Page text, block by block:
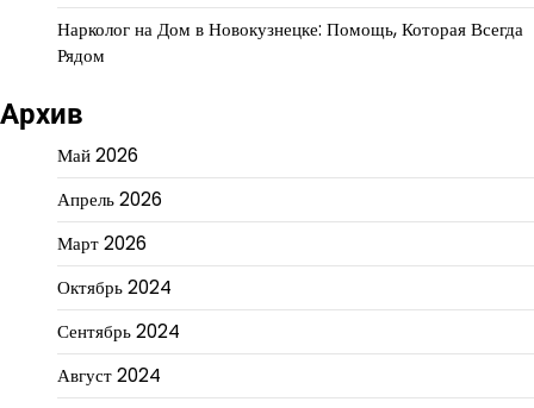
Нарколог на Дом в Новокузнецке: Помощь, Которая Всегда
Рядом
Архив
Май 2026
Апрель 2026
Март 2026
Октябрь 2024
Сентябрь 2024
Август 2024